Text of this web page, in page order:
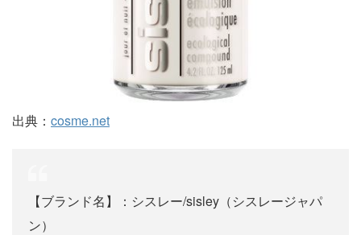
出典： cosme.net
【ブランド名】：シスレー/sisley（シスレージャパ
ン）